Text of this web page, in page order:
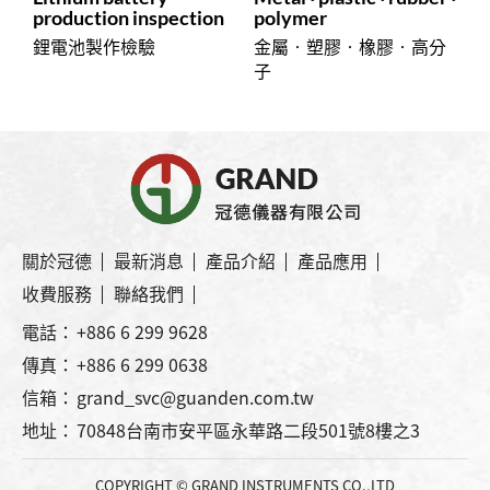
production inspection
鋰電池製作檢驗
polymer
金屬‧塑膠‧橡膠‧高分
子
關於冠德 最新消息 產品介紹
產品應用
收費服務
聯絡我們
電話： +886 6 299 9628
傳真： +886 6 299 0638
信箱： grand_svc@guanden.com.tw
地址： 70848台南市安平區永華路二段501號8樓之3
COPYRIGHT © GRAND INSTRUMENTS CO.,LTD